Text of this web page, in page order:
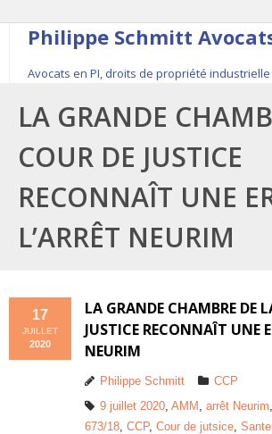
Philippe Schmitt
Avocats en PI, droits de propriété industrielle
45, rue Saint-Anne, 75001 Paris,
54
Contact
Le fondateur
Actualité
LA GRANDE
COUR DE JUSTICE
RECONNAÎT UNE
L’ARRÊT NEURIM
LA GRANDE CHAMBRE DE
JUSTICE RECONNAÎT UNE
NEURIM
17
JUILLET
2020
Philippe Schmitt
CCP
9 juillet 2020, AMM , arrêt Neurim,
673/18, CCP, Cour de jutsice,